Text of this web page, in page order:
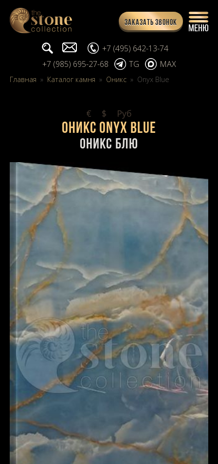
Заказать звонок
Поиск... info@stone-collection.ru
+7 (495) 642-13-74
+7 (985) 695-27-68
TG MAX
Главная » Каталог камня » Оникс » Onyx Blue
€ $ Pуб
Оникс Onyx Blue
Оникс Блю